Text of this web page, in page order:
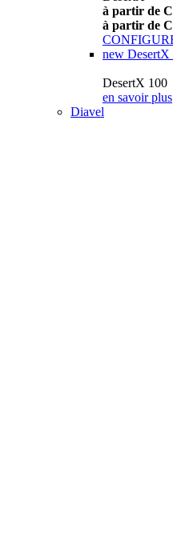
à partir de
à partir de
new DesertX
DesertX 100
en savoir plus
Diavel